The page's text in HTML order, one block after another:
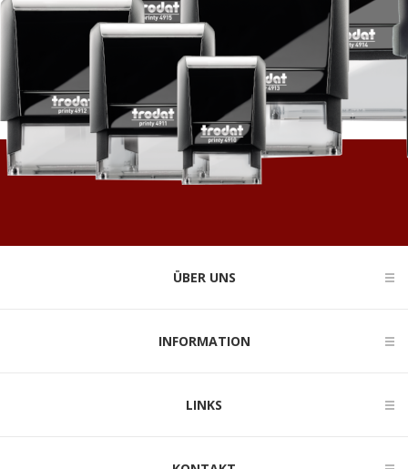
ÜBER UNS
INFORMATION
LINKS